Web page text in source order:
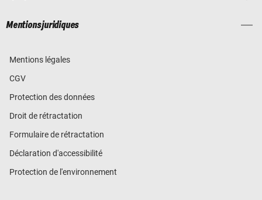
Mentions juridiques
Mentions légales
CGV
Protection des données
Droit de rétractation
Formulaire de rétractation
Déclaration d'accessibilité
Protection de l'environnement